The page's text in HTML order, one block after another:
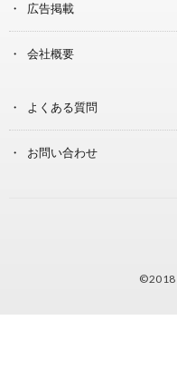
広告掲載
会社概要
よくある質問
お問い合わせ
©2018